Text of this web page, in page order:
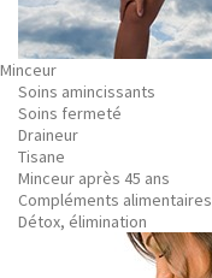
Minceur
Soins amincissants
Soins fermeté
Draineur
Tisane
Minceur après 45 ans
Compléments alimentaires
Détox, élimination